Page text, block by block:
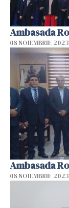
Ambasada
08 NOIEMBRIE 2023
Ambasada
08 NOIEMBRIE 2023